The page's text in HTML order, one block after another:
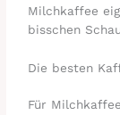
Milchkaffee
bisschen
Die besten
Für